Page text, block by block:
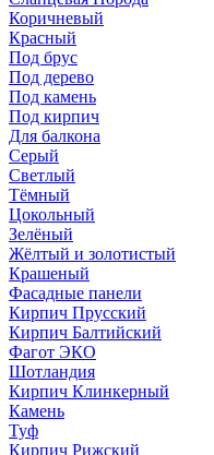
Коричневый
Красный
Под брус
Под дерево
Под камень
Под кирпич
Для балкона
Серый
Светлый
Тёмный
Цокольный
Зелёный
Жёлтый и золотистый
Крашеный
Фасадные панели
Кирпич Прусский
Кирпич Балтийский
Фагот ЭКО
Шотландия
Кирпич Клинкерный
Камень
Туф
Кирпич Рижский